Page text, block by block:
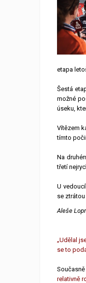
etapa
Šestá
možné
úseku,
Vítězem
tímto
Na
třetí
U
se
Aleše
„Udělal
se to
relativně